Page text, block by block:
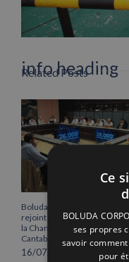
info heading
info content
Related Posts
Boluda Corporación Marítima
rejoint l’Assemblée plénière
la Chambre de commerce
Cantabrie
16/07/2026
Ce
BOLUDA
ses propres
savoir
pour